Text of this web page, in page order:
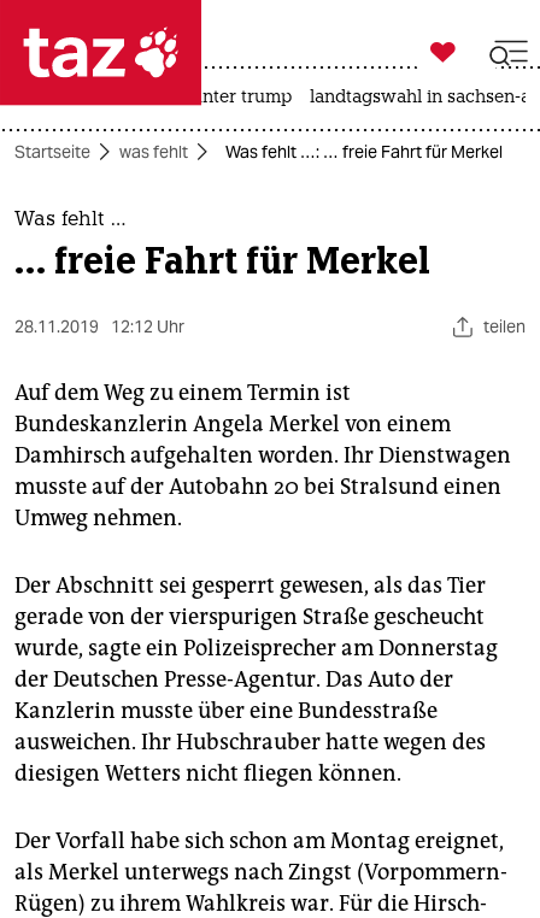
 taz zahl ich
taz zahl ich
themen
politik
öko
gesellschaft
kultur
sport
nord
wahrheit
verlag
verlag
shop
fragen & hilfe

taz zahl ich
usa unter trump landtagswahl in sachsen-
Startseite was fehlt Was fehlt …: … freie Fahrt für Merkel
Was fehlt …
… freie Fahrt für Merkel
28.11.2019 12:12 Uhr teilen
Auf dem Weg zu einem Termin ist
Bundeskanzlerin Angela Merkel von einem
Damhirsch aufgehalten worden. Ihr Dienstwagen
musste auf der Autobahn 20 bei Stralsund einen
Umweg nehmen.
Der Abschnitt sei gesperrt gewesen, als das Tier
gerade von der vierspurigen Straße gescheucht
wurde, sagte ein Polizeisprecher am Donnerstag
der Deutschen Presse-Agentur. Das Auto der
Kanzlerin musste über eine Bundesstraße
ausweichen. Ihr Hubschrauber hatte wegen des
diesigen Wetters nicht fliegen können.
Der Vorfall habe sich schon am Montag ereignet,
als Merkel unterwegs nach Zingst (Vorpommern-
Rügen) zu ihrem Wahlkreis war. Für die Hirsch-